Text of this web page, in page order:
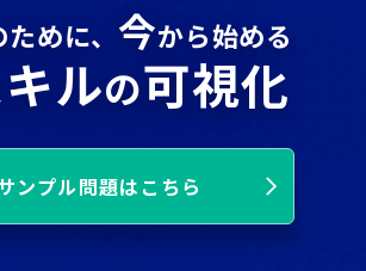
ために、 今から始める
ルの可視化
ンプル問題はこちら